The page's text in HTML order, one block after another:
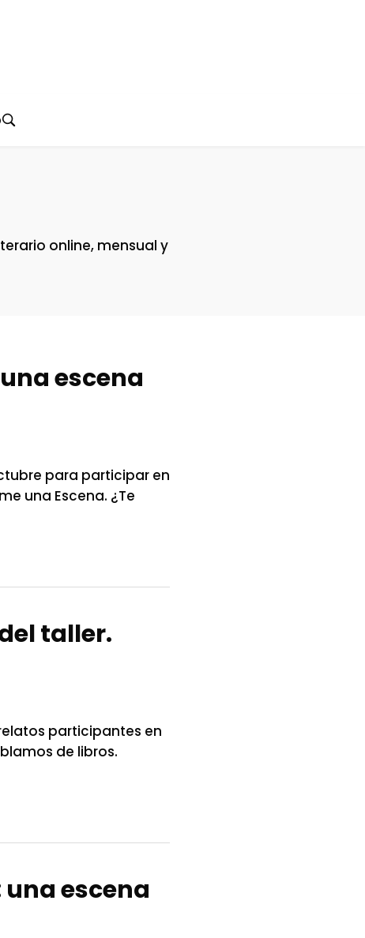
online, mensual y
escena
para participar en
una Escena. ¿Te
taller.
participantes en
de libros.
una escena